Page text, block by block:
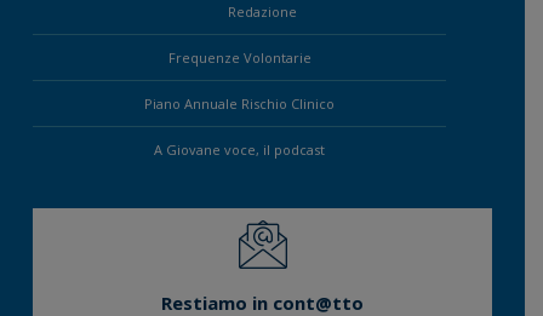
Redazione
Frequenze Volontarie
Piano Annuale Rischio Clinico
A Giovane voce, il podcast
Restiamo in cont@tto